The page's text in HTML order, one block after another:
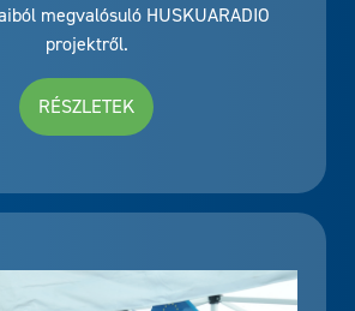
megvalósuló HUSKUARADIO
projektről.
RÉSZLETEK